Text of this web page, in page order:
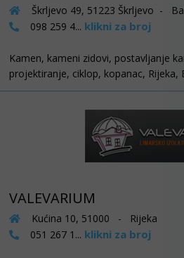
Škrljevo 49, 51223 Škrljevo -
098 259 4... klikni za broj
Kamen, kameni zidovi, postavljanje
projektiranje, ciklop, kopanac, Rijeka,
VALEVARIUM
Kućina 10, 51000 - Rijeka
051 267 1... klikni za broj